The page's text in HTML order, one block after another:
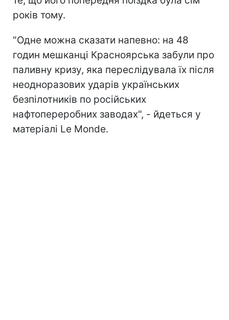
років тому.
"Одне можна сказати напевно: на 48
годин мешканці Красноярська забули про
паливну кризу, яка переслідувала їх після
неодноразових ударів українських
безпілотників по російських
нафтопереробних заводах", - йдеться у
матеріалі Le Monde.